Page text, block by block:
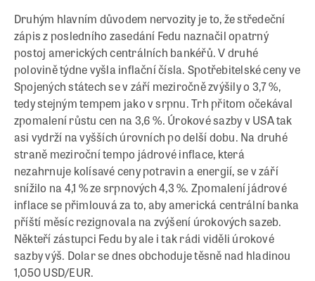
Druhým hlavním důvodem nervozity je to, že středeční
zápis z posledního zasedání Fedu naznačil opatrný
postoj amerických centrálních bankéřů. V druhé
polovině týdne vyšla inflační čísla. Spotřebitelské ceny ve
Spojených státech se v září meziročně zvýšily o 3,7 %,
tedy stejným tempem jako v srpnu. Trh přitom očekával
zpomalení růstu cen na 3,6 %. Úrokové sazby v USA tak
asi vydrží na vyšších úrovních po delší dobu. Na druhé
straně meziroční tempo jádrové inflace, která
nezahrnuje kolísavé ceny potravin a energií, se v září
snížilo na 4,1 % ze srpnových 4,3 %. Zpomalení jádrové
inflace se přimlouvá za to, aby americká centrální banka
příští měsíc rezignovala na zvýšení úrokových sazeb.
Někteří zástupci Fedu by ale i tak rádi viděli úrokové
sazby výš. Dolar se dnes obchoduje těsně nad hladinou
1,050 USD/EUR.